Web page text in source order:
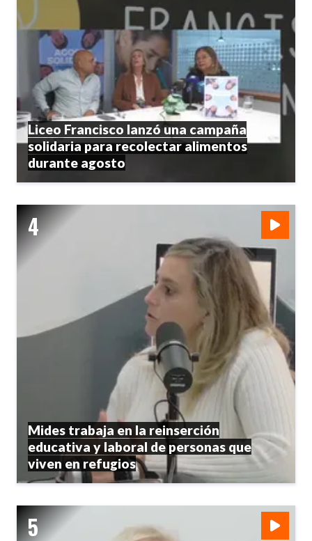
Liceo Francisco lanzó una campaña
solidaria para recolectar alimentos
durante agosto
Mides trabaja en la reinserción
educativa y laboral de personas que
viven en refugios